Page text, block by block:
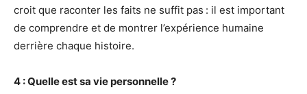
croit que raconter les faits ne suffit pas : il est important
de comprendre et de montrer l’expérience humaine
derrière chaque histoire.
4 : Quelle est sa vie personnelle ?